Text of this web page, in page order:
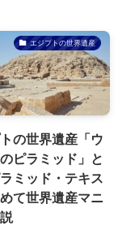
エジプトの世界遺産
の世界遺産「ウ
ピラミッド」と
ミッド・テキス
めて世界遺産マニ